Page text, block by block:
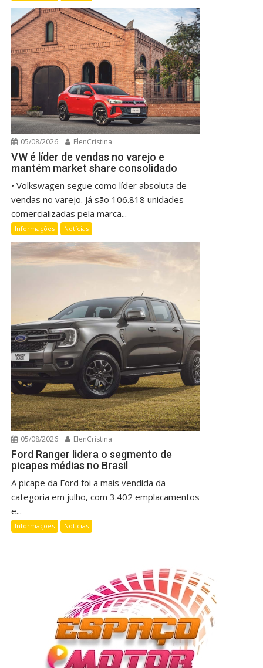
05/08/2026 ElenCristina
VW é líder de vendas no varejo e
mantém market share consolidado
• Volkswagen segue como líder absoluta de
vendas no varejo. Já são 106.818 unidades
comercializadas pela marca...
Informações Notícias
05/08/2026 ElenCristina
Ford Ranger lidera o segmento de
picapes médias no Brasil
A picape da Ford foi a mais vendida da
categoria em julho, com 3.402 emplacamentos
e...
Informações Notícias